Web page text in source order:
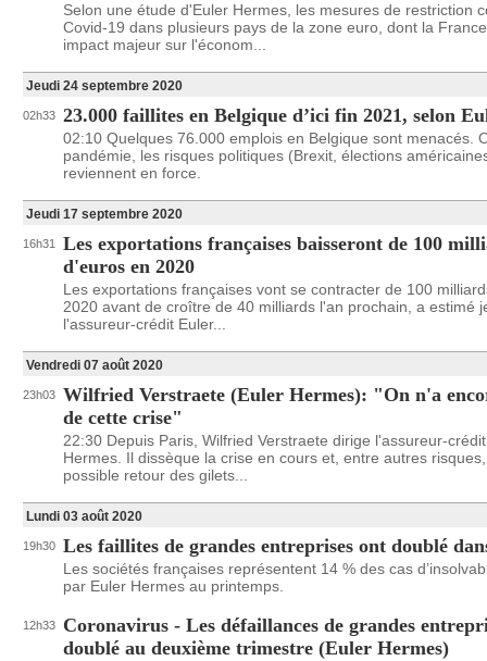
Selon une étude d'Euler Hermes, les mesures de restriction
Covid-19 dans plusieurs pays de la zone euro, dont la
impact majeur sur l'économ...
Jeudi 24 septembre 2020
02h33 23.000 faillites en Belgique d’ici fin 2021, selon
02:10 Quelques 76.000 emplois en Belgique sont menacés.
pandémie, les risques politiques (Brexit, élections
reviennent en force.
Jeudi 17 septembre 2020
16h31
Les exportations françaises baisseront de 100
d'euros en 2020
Les exportations françaises vont se contracter de 100
2020 avant de croître de 40 milliards l'an prochain, a estimé
l'assureur-crédit Euler...
Vendredi 07 août 2020
23h03 Wilfried Verstraete (Euler Hermes): "On n'a
de cette crise"
22:30 Depuis Paris, Wilfried Verstraete dirige l'assureur-
Hermes. Il dissèque la crise en cours et, entre autres
possible retour des gilets...
Lundi 03 août 2020
19h30 Les faillites de grandes entreprises ont doublé
Les sociétés françaises représentent 14 % des cas
par Euler Hermes au printemps.
12h33
Coronavirus - Les défaillances de grandes
doublé au deuxième trimestre (Euler Hermes)